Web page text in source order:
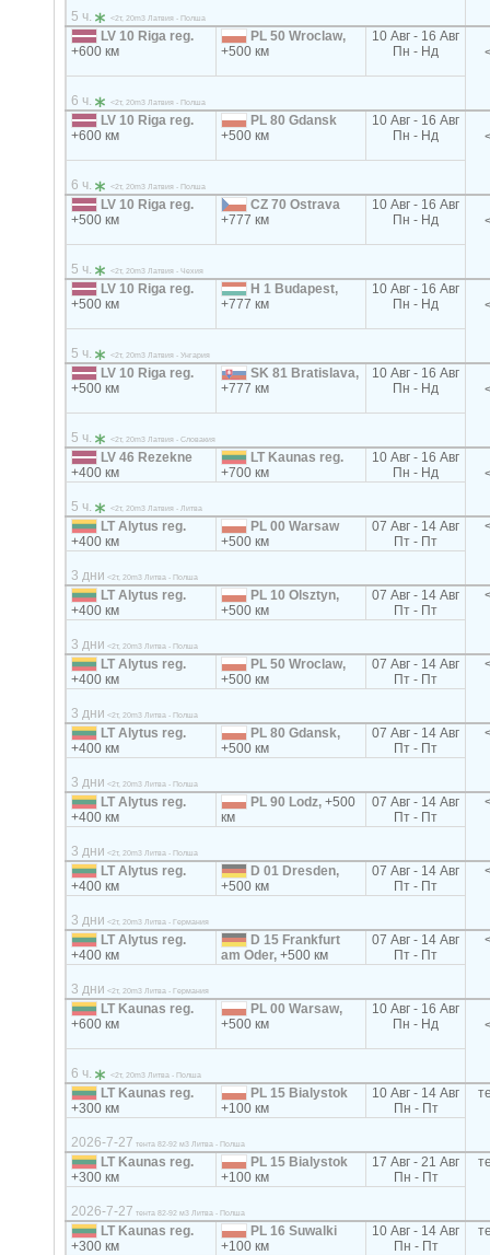
5 ч. <2т, 20m3 Латвия - Полша
LV 10 Riga reg.
+600 км
PL 50 Wroclaw,
+500 км
10 Авг - 16 Авг
Пн - Нд
6 ч. <2т, 20m3 Латвия - Полша
LV 10 Riga reg.
+600 км
PL 80 Gdansk
+500 км
10 Авг - 16 Авг
Пн - Нд
6 ч. <2т, 20m3 Латвия - Полша
LV 10 Riga reg.
+500 км
CZ 70 Ostrava
+777 км
10 Авг - 16 Авг
Пн - Нд
5 ч. <2т, 20m3 Латвия - Чехия
LV 10 Riga reg.
+500 км
H 1 Budapest,
+777 км
10 Авг - 16 Авг
Пн - Нд
5 ч. <2т, 20m3 Латвия - Унгария
LV 10 Riga reg.
+500 км
SK 81 Bratislava,
+777 км
10 Авг - 16 Авг
Пн - Нд
5 ч. <2т, 20m3 Латвия - Словакия
LV 46 Rezekne
+400 км
LT Kaunas reg.
+700 км
10 Авг - 16 Авг
Пн - Нд
5 ч. <2т, 20m3 Латвия - Литва
LT Alytus reg.
+400 км
PL 00 Warsaw
+500 км
07 Авг - 14 Авг
Пт - Пт
3 дни <2т, 20m3 Литва - Полша
LT Alytus reg.
+400 км
PL 10 Olsztyn,
+500 км
07 Авг - 14 Авг
Пт - Пт
3 дни <2т, 20m3 Литва - Полша
LT Alytus reg.
+400 км
PL 50 Wroclaw,
+500 км
07 Авг - 14 Авг
Пт - Пт
3 дни <2т, 20m3 Литва - Полша
LT Alytus reg.
+400 км
PL 80 Gdansk,
+500 км
07 Авг - 14 Авг
Пт - Пт
3 дни <2т, 20m3 Литва - Полша
LT Alytus reg.
+400 км
PL 90 Lodz,+500
км
07 Авг - 14 Авг
Пт - Пт
3 дни <2т, 20m3 Литва - Полша
LT Alytus reg.
+400 км
D 01 Dresden,
+500 км
07 Авг - 14 Авг
Пт - Пт
3 дни <2т, 20m3 Литва - Германия
LT Alytus reg.
+400 км
D 15 Frankfurt
am Oder,+500 км
07 Авг - 14 Авг
Пт - Пт
3 дни <2т, 20m3 Литва - Германия
LT Kaunas reg.
+600 км
PL 00 Warsaw,
+500 км
10 Авг - 16 Авг
Пн - Нд
6 ч. <2т, 20m3 Литва - Полша
LT Kaunas reg.
+300 км
PL 15 Bialystok
+100 км
10 Авг - 14 Авг
Пн - Пт
2026-7-27 тента 82-92 м3 Литва - Полша
LT Kaunas reg.
+300 км
PL 15 Bialystok
+100 км
17 Авг - 21 Авг
Пн - Пт
2026-7-27 тента 82-92 м3 Литва - Полша
LT Kaunas reg.
+300 км
PL 16 Suwalki
+100 км
10 Авг - 14 Авг
Пн - Пт